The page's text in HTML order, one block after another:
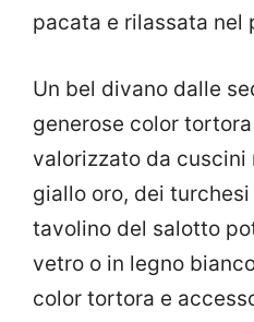
pacata e rilassata nel
Un bel divano dalle
generose color
valorizzato da cuscini
giallo oro, dei turchesi
tavolino del salotto
vetro o in legno
color tortora e